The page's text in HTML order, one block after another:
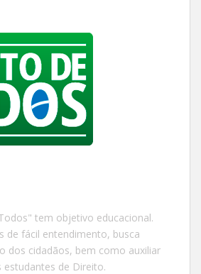
tem objetivo educacional.
de fácil entendimento, busca
dos cidadãos, bem como auxiliar
estudantes de Direito.